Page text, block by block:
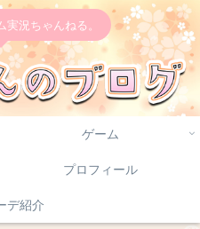
況ちゃんねる。
ゲーム
プロフィール
デ紹介